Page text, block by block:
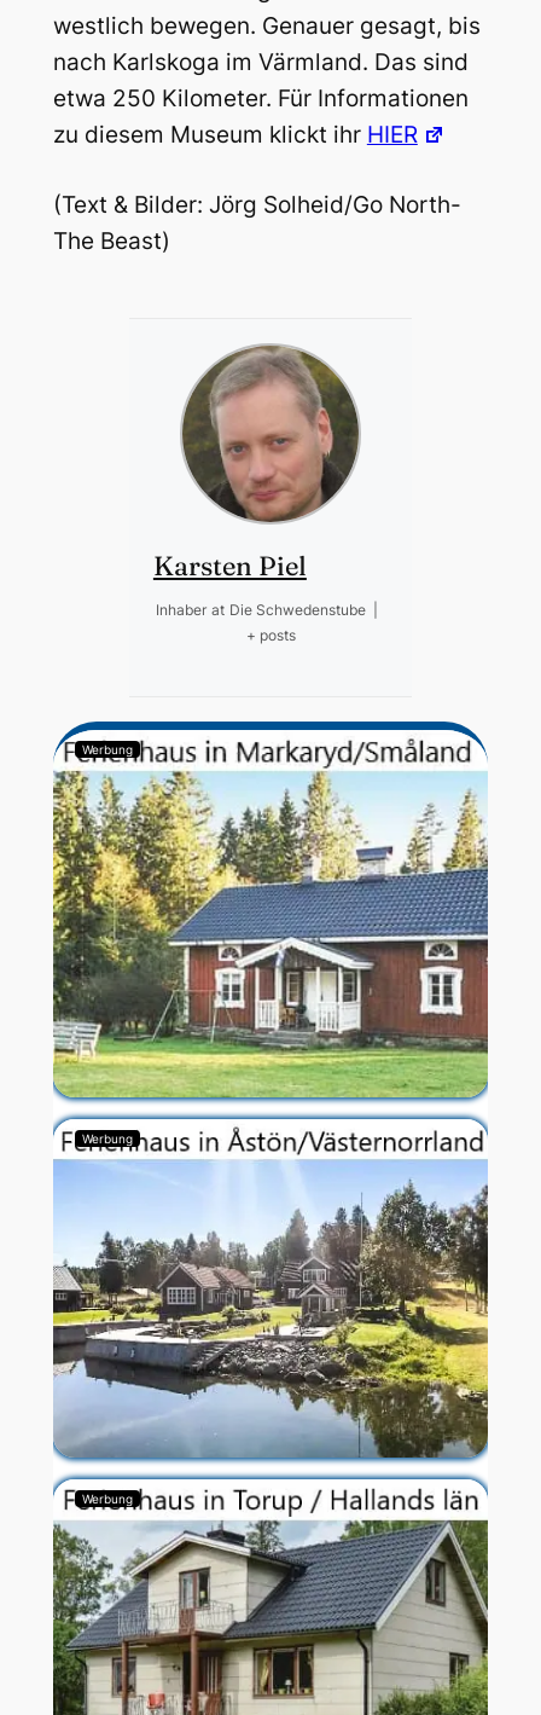
westlich bewegen. Genauer gesagt, bis
nach Karlskoga im Värmland. Das sind
etwa 250 Kilometer. Für Informationen
zu diesem Museum klickt ihr HIER
(Text & Bilder: Jörg Solheid/Go North-
The Beast)
Karsten Piel
Inhaber at Die Schwedenstube
+ posts
Werbung
Werbung
Werbung